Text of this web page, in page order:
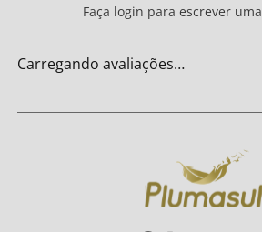
Faça login para escrever
Carregando avaliações…